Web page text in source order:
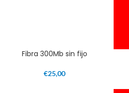
Fibra 300Mb sin fijo
€25,00